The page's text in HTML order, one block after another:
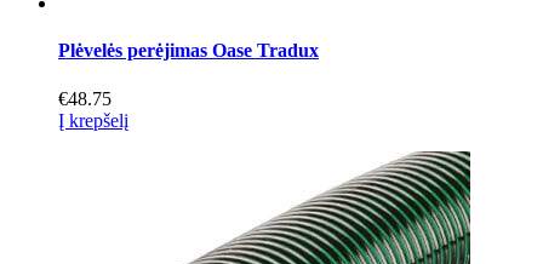
Plėvelės perėjimas Oase Tradux
€48.75
Į krepšelį